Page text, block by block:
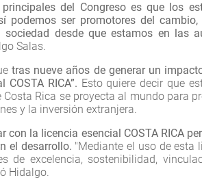
del Congreso es que los
podemos ser promotores del
desde que estamos en las
Salas.
tras nueve años de generar un
RICA”. Esto quiere decir que
Rica se proyecta al mundo para
y la inversión extranjera.
con la licencia esencial COSTA RICA
el desarrollo. "Mediante el uso de esta
de excelencia, sostenibilidad,
Hidalgo.